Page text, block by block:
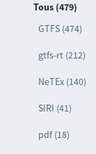
Tous (479)
GTFS (474)
gtfs-rt (212)
NeTEx (140)
SIRI (41)
pdf (18)